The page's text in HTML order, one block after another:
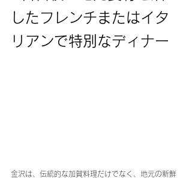
したフレンチまたはイタ
リアンで特別なディナー
金沢は、伝統的な加賀料理だけでなく、地元の新鮮